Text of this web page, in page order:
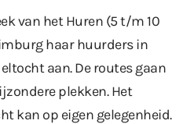
van het Huren (5 t/m 10
haar huurders in
aan. De routes gaan
plekken. Het
kan op eigen gelegenheid.